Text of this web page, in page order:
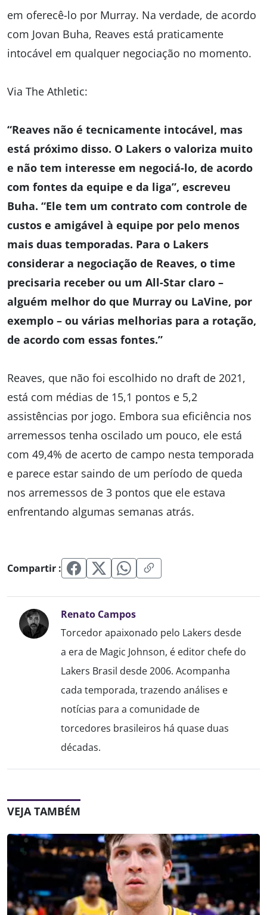
em oferecê-lo por Murray. Na verdade, de acordo
com Jovan Buha, Reaves está praticamente
intocável em qualquer negociação no momento.
Via The Athletic:
“Reaves não é tecnicamente intocável, mas
está próximo disso. O Lakers o valoriza muito
e não tem interesse em negociá-lo, de acordo
com fontes da equipe e da liga”, escreveu
Buha. “Ele tem um contrato com controle de
custos e amigável à equipe por pelo menos
mais duas temporadas. Para o Lakers
considerar a negociação de Reaves, o time
precisaria receber ou um All-Star claro –
alguém melhor do que Murray ou LaVine, por
exemplo – ou várias melhorias para a rotação,
de acordo com essas fontes.”
Reaves, que não foi escolhido no draft de 2021,
está com médias de 15,1 pontos e 5,2
assistências por jogo. Embora sua eficiência nos
arremessos tenha oscilado um pouco, ele está
com 49,4% de acerto de campo nesta temporada
e parece estar saindo de um período de queda
nos arremessos de 3 pontos que ele estava
enfrentando algumas semanas atrás.
Compartir :
Renato Campos
Torcedor apaixonado pelo Lakers desde
a era de Magic Johnson, é editor chefe do
Lakers Brasil desde 2006. Acompanha
cada temporada, trazendo análises e
notícias para a comunidade de
torcedores brasileiros há quase duas
décadas.
VEJA TAMBÉM